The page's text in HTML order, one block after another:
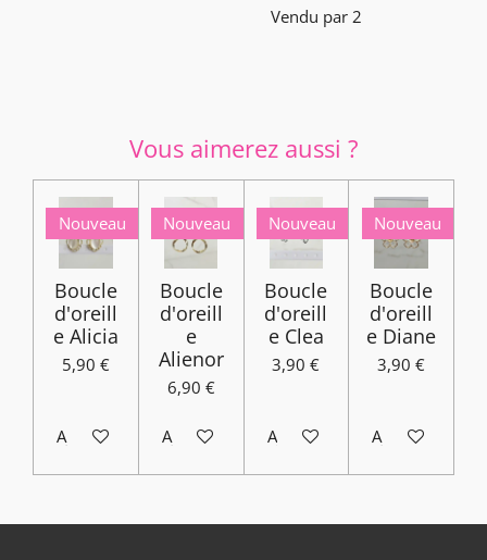
Vendu par 2
Vous aimerez aussi ?
Nouveau
Boucle
d'oreill
e Alicia
5,90 €
Ajouter au panier
Nouveau
Boucle
d'oreill
e
Alienor
6,90 €
Ajouter au panier
Nouveau
Boucle
d'oreill
e Clea
3,90 €
Ajouter au panier
Nouveau
Boucle
d'oreill
e Diane
3,90 €
Ajouter au